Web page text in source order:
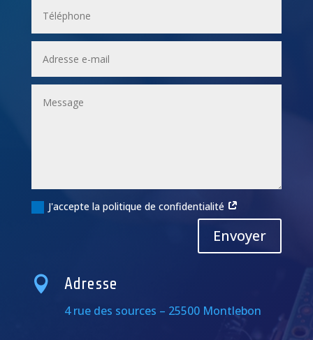
J'accepte la politique de confidentialité
Envoyer
 Adresse
4 rue des sources – 25500 Montlebon